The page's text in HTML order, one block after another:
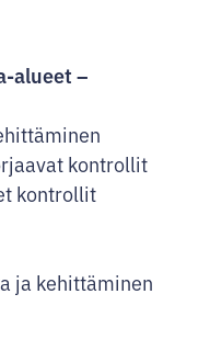
alueet –
kontrollit
kontrollit
ja kehittäminen